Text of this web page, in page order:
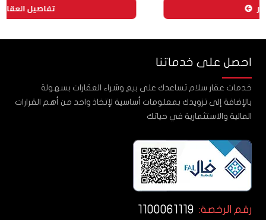
تفاصيل العقار
احصل على خدماتنا
خدمات عقار سلام تساعدك على بيع وشراء العقارات بسهولة
بالإضافة إلى تزويدك بمعلومات أساسية لإتخاذ واحد من أهم القرارات
المالية والاستثمارية في حياتك
رقم الرخصة: 1100061119